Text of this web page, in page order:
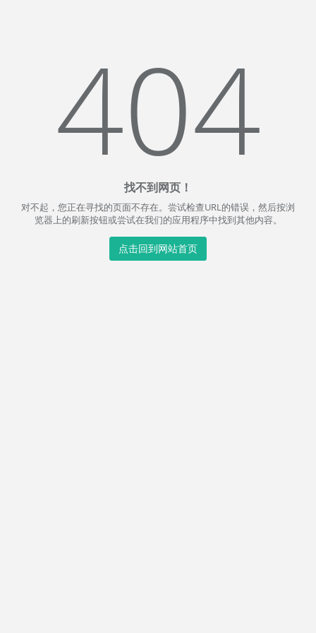
404
找不到网页！
对不起，您正在寻找的页面不存在。尝试检查URL的错误，然后按浏
览器上的刷新按钮或尝试在我们的应用程序中找到其他内容。
点击回到网站首页